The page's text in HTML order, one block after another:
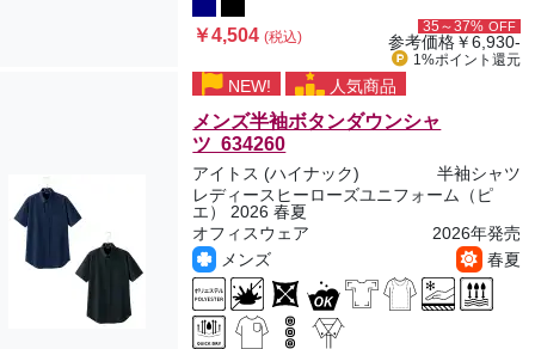
￥4,504(税込)
35～37% OFF
参考価格￥6,930-
1%ポイント 還元
NEW! 人気商品
メンズ半袖ボタンダウンシャ
ツ 634260
アイトス (ハイナック)
半袖シャツ
レディースヒーローズユニフォーム（ピ
エ） 2026 春夏
オフィスウェア
2026年発売
メンズ
春夏